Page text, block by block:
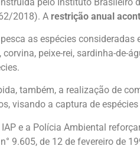
2018). A restrição anual
as espécies
corvina, peixe-rei, sardinha-
também, a realização de
visando a captura de
e a Polícia Ambiental
9.605, de 12 de fevereiro de